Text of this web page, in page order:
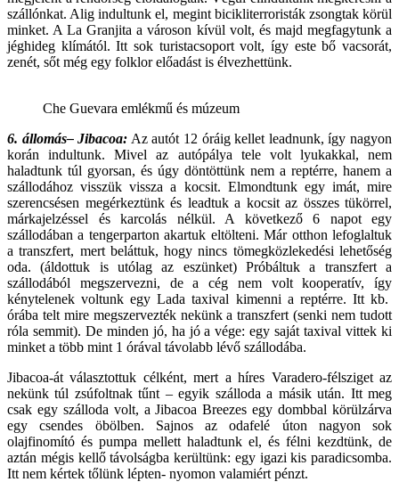
szállónkat. Alig indultunk el, megint bicikliterroristák zsongtak körül
minket. A La Granjita a városon kívül volt, és majd megfagytunk a
jéghideg klímától. Itt sok turistacsoport volt, így este bő vacsorát,
zenét, sőt még egy folklor előadást is élvezhettünk.
Che Guevara emlékmű és múzeum
6. állomás– Jibacoa: Az autót 12 óráig kellet leadnunk, így nagyon
korán indultunk. Mivel az autópálya tele volt lyukakkal, nem
haladtunk túl gyorsan, és úgy döntöttünk nem a reptérre, hanem a
szállodához visszük vissza a kocsit. Elmondtunk egy imát, mire
szerencsésen megérkeztünk és leadtuk a kocsit az összes tükörrel,
márkajelzéssel és karcolás nélkül. A következő 6 napot egy
szállodában a tengerparton akartuk eltölteni. Már otthon lefoglaltuk
a transzfert, mert beláttuk, hogy nincs tömegközlekedési lehetőség
oda. (áldottuk is utólag az eszünket) Próbáltuk a transzfert a
szállodából megszervezni, de a cég nem volt kooperatív, így
kénytelenek voltunk egy Lada taxival kimenni a reptérre. Itt kb.
órába telt mire megszervezték nekünk a transzfert (senki nem tudott
róla semmit). De minden jó, ha jó a vége: egy saját taxival vittek ki
minket a több mint 1 órával távolabb lévő szállodába.
Jibacoa-át választottuk célként, mert a híres Varadero-félsziget az
nekünk túl zsúfoltnak tűnt – egyik szálloda a másik után. Itt meg
csak egy szálloda volt, a Jibacoa Breezes egy dombbal körülzárva
egy csendes öbölben. Sajnos az odafelé úton nagyon sok
olajfinomító és pumpa mellett haladtunk el, és félni kezdtünk, de
aztán mégis kellő távolságba kerültünk: egy igazi kis paradicsomba.
Itt nem kértek tőlünk lépten- nyomon valamiért pénzt.